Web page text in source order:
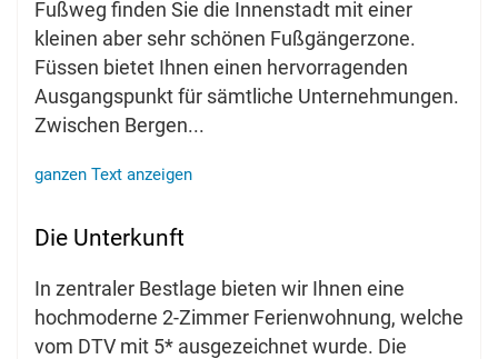
Fußweg finden Sie die Innenstadt mit einer
kleinen aber sehr schönen Fußgängerzone.
Füssen bietet Ihnen einen hervorragenden
Ausgangspunkt für sämtliche Unternehmungen.
Zwischen Bergen...
ganzen Text anzeigen
Die Unterkunft
In zentraler Bestlage bieten wir Ihnen eine
hochmoderne 2-Zimmer Ferienwohnung, welche
vom DTV mit 5* ausgezeichnet wurde. Die